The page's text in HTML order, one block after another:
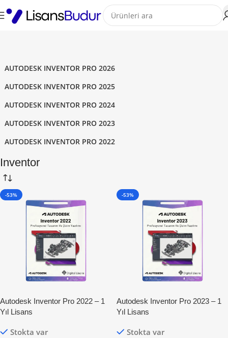
AUTODESK INVENTOR PRO 2026
AUTODESK INVENTOR PRO 2025
AUTODESK INVENTOR PRO 2024
AUTODESK INVENTOR PRO 2023
AUTODESK INVENTOR PRO 2022
Inventor
-53%
Autodesk Inventor Pro 2022 – 1
Yıl Lisans
Stokta var
-53%
Autodesk Inventor Pro 2023 – 1
Yıl Lisans
Stokta var